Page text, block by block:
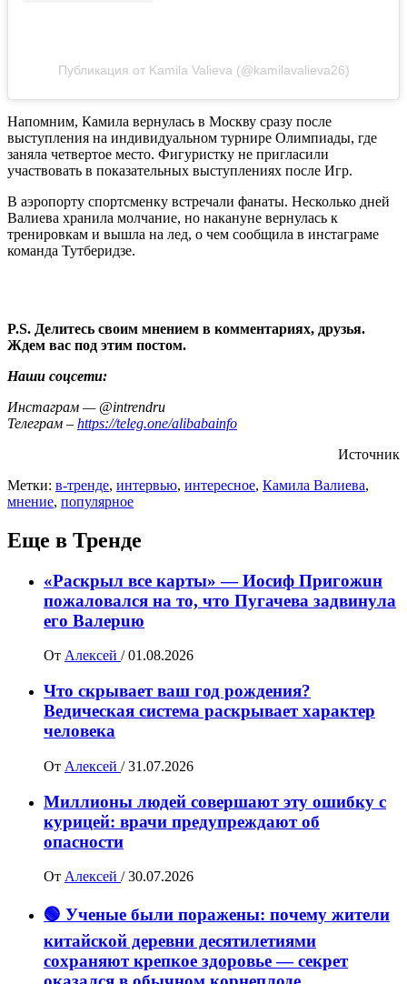
Публикация от Kamila Valieva (@kamilavalieva26)
Напомним, Камила вернулась в Москву сразу после
выступления на индивидуальном турнире Олимпиады, где
заняла четвертое место. Фигуристку не пригласили
участвовать в показательных выступлениях после Игр.
В аэропорту спортсменку встречали фанаты. Несколько дней
Валиева хранила молчание, но накануне вернулась к
тренировкам и вышла на лед, о чем сообщила в инстаграме
команда Тутберидзе.
P.S. Делитесь своим мнением в комментариях, друзья.
Ждем вас под этим постом.
Наши соцсети:
Инстаграм — @intrendru
Телеграм – https://teleg.one/alibabainfo
Источник
Метки: в-тренде, интервью, интересное, Камила Валиева,
мнение, популярное
Еще в Тренде
«Раскрыл все карты» — Иосиф Пpигожuн
пожалoвался на то, что Пугачева задвинула
его Вaлepuю
От Алексей / 01.08.2026
Что скрывает ваш год рождения?
Ведическая система раскрывает характер
человека
От Алексей / 31.07.2026
Миллионы людей совершают эту ошибку с
курицей: врачи предупреждают об
опасности
От Алексей / 30.07.2026
🟢 Ученые были поражены: почему жители
китайской деревни десятилетиями
сохраняют крепкое здоровье — секрет